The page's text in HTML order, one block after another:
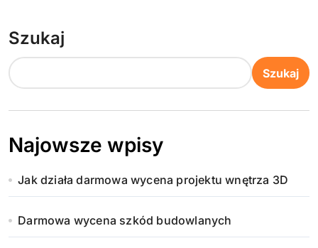
Szukaj
Szukaj
Najowsze wpisy
Jak działa darmowa wycena projektu wnętrza 3D
Darmowa wycena szkód budowlanych